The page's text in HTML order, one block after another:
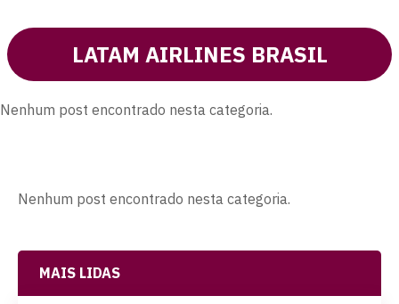
LATAM AIRLINES BRASIL
Nenhum post encontrado nesta categoria.
Nenhum post encontrado nesta categoria.
MAIS LIDAS